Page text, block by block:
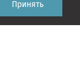
Принять